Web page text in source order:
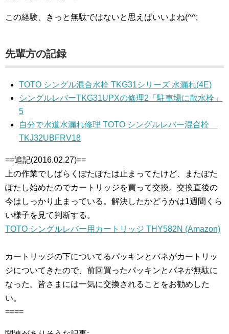
この経験、きっと無駄ではないと思えばいいよね(^^;
先輩方の記録
TOTO シングル混合水栓 TKG31シリーズ 水漏れ(4E)
シングルレバーTKG31UPXの修理2「駐車場に散水栓」
5
自分で水道水漏れ修理 TOTO シングルレバー混合栓
TKJ32UBFRV18
==追記(2016.02.27)==
上の作業でしばらくぽたぽたは止まってたけど、またぽた
ぽたし始めたのでカートリッジを買って交換。交換直後の
今はしっかり止まっている。解決したかどうかは1週間くら
い様子を見て判断する。
TOTO シングルレバー用カートリッジ THY582N (Amazon)
カートリッジの下についてるパッキンとバネがカートリッ
ジについてきたので、前回買ったパッキンとバネが無駄に
なった。皆さまには一気に交換されることをお勧めした
い。
====